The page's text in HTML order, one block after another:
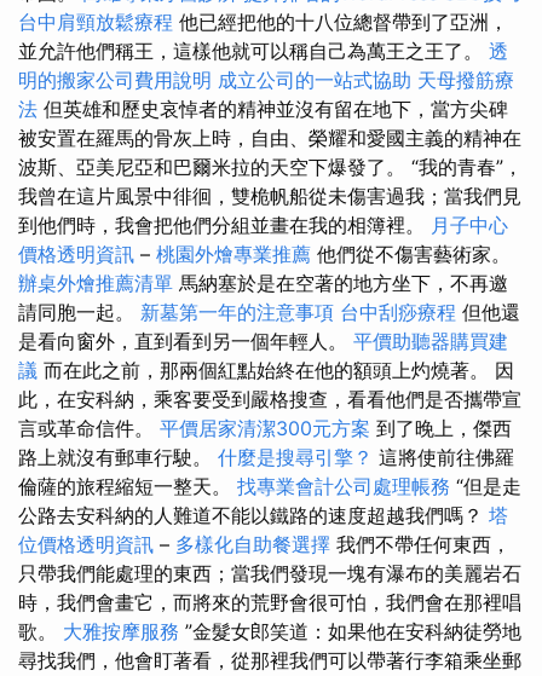
台中肩頸放鬆療程 他已經把他的十八位總督帶到了亞洲，
並允許他們稱王，這樣他就可以稱自己為萬王之王了。 透
明的搬家公司費用說明 成立公司的一站式協助 天母撥筋療
法 但英雄和歷史哀悼者的精神並沒有留在地下，當方尖碑
被安置在羅馬的骨灰上時，自由、榮耀和愛國主義的精神在
波斯、亞美尼亞和巴爾米拉的天空下爆發了。 “我的青春”，
我曾在這片風景中徘徊，雙桅帆船從未傷害過我；當我們見
到他們時，我會把他們分組並畫在我的相簿裡。 月子中心
價格透明資訊 – 桃園外燴專業推薦 他們從不傷害藝術家。
辦桌外燴推薦清單 馬納塞於是在空著的地方坐下，不再邀
請同胞一起。 新墓第一年的注意事項 台中刮痧療程 但他還
是看向窗外，直到看到另一個年輕人。 平價助聽器購買建
議 而在此之前，那兩個紅點始終在他的額頭上灼燒著。 因
此，在安科納，乘客要受到嚴格搜查，看看他們是否攜帶宣
言或革命信件。 平價居家清潔300元方案 到了晚上，傑西
路上就沒有郵車行駛。 什麼是搜尋引擎？ 這將使前往佛羅
倫薩的旅程縮短一整天。 找專業會計公司處理帳務 “但是走
公路去安科納的人難道不能以鐵路的速度超越我們嗎？ 塔
位價格透明資訊 – 多樣化自助餐選擇 我們不帶任何東西，
只帶我們能處理的東西；當我們發現一塊有瀑布的美麗岩石
時，我們會畫它，而將來的荒野會很可怕，我們會在那裡唱
歌。 大雅按摩服務 ”金髮女郎笑道：如果他在安科納徒勞地
尋找我們，他會盯著看，從那裡我們可以帶著行李箱乘坐郵